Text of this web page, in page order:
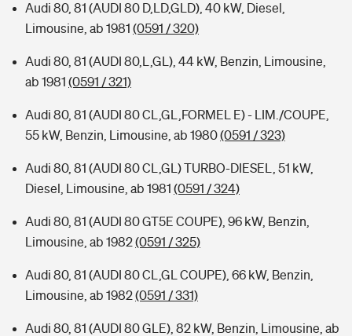
Audi 80, 81 (AUDI 80 D,LD,GLD), 40 kW, Diesel,
Limousine, ab 1981 (0591 / 320)
Audi 80, 81 (AUDI 80,L,GL), 44 kW, Benzin, Limousine,
ab 1981 (0591 / 321)
Audi 80, 81 (AUDI 80 CL,GL,FORMEL E) - LIM./COUPE,
55 kW, Benzin, Limousine, ab 1980(0591 / 323)
Audi 80, 81 (AUDI 80 CL,GL) TURBO-DIESEL, 51 kW,
Diesel, Limousine, ab 1981 (0591 / 324)
Audi 80, 81 (AUDI 80 GT5E COUPE), 96 kW, Benzin,
Limousine, ab 1982(0591 / 325)
Audi 80, 81 (AUDI 80 CL,GL COUPE), 66 kW, Benzin,
Limousine, ab 1982(0591 / 331)
Audi 80, 81 (AUDI 80 GLE), 82 kW, Benzin, Limousine, ab